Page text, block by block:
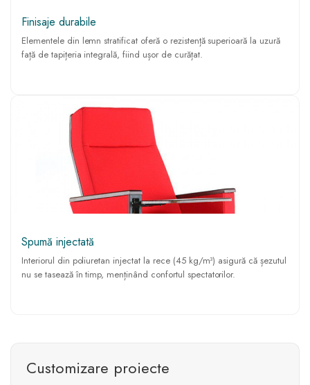
Finisaje durabile
Elementele din lemn stratificat oferă o rezistență superioară la uzură
față de tapițeria integrală, fiind ușor de curățat.
Spumă injectată
Interiorul din poliuretan injectat la rece (45 kg/m³) asigură că șezutul
nu se tasează în timp, menținând confortul spectatorilor.
Customizare proiecte